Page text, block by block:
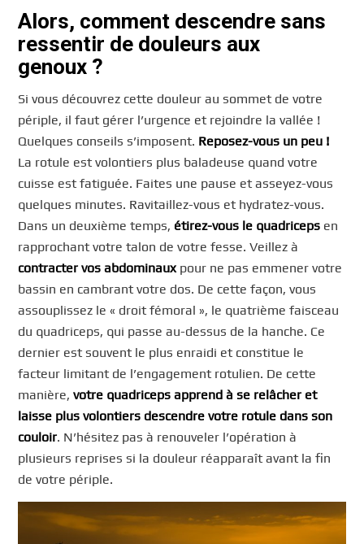
Alors, comment descendre sans
ressentir de douleurs aux
genoux ?
Si vous découvrez cette douleur au sommet de votre
périple, il faut gérer l’urgence et rejoindre la vallée !
Quelques conseils s’imposent. Reposez-vous un peu !
La rotule est volontiers plus baladeuse quand votre
cuisse est fatiguée. Faites une pause et asseyez-vous
quelques minutes. Ravitaillez-vous et hydratez-vous.
Dans un deuxième temps, étirez-vous le quadriceps en
rapprochant votre talon de votre fesse. Veillez à
contracter vos abdominauxpour ne pas emmener votre
bassin en cambrant votre dos. De cette façon, vous
assouplissez le « droit fémoral », le quatrième faisceau
du quadriceps, qui passe au-dessus de la hanche. Ce
dernier est souvent le plus enraidi et constitue le
facteur limitant de l’engagement rotulien. De cette
manière,votre quadriceps apprend à se relâcher et
laisse plus volontiers descendre votre rotule dans son
couloir. N’hésitez pas à renouveler l’opération à
plusieurs reprises si la douleur réapparaît avant la fin
de votre périple.